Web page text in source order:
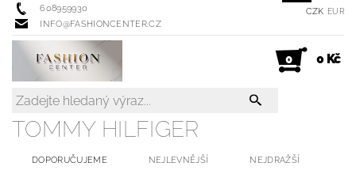
608959930
INFO@FASHIONCENTER.CZ
CZK EUR
0 0 Kč
TOMMY HILFIGER
DOPORUČUJEME NEJLEVNĚJŠÍ NEJDRAŽŠÍ